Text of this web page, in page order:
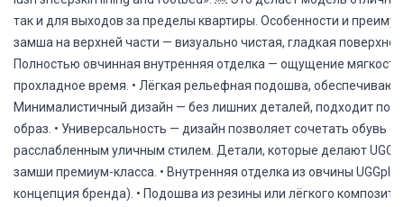
так и для выходов за пределы квартиры. Особенности и
замша на верхней части — визуально чистая, гладкая
Полностью овчинная внутренняя отделка — ощущение
прохладное время. • Лёгкая рельефная подошва,
Минималистичный дизайн — без лишних деталей, подходит
образ. • Универсальность — дизайн позволяет сочетать обувь
расслабленным уличным стилем. Детали, которые делают UGG
замши премиум-класса. • Внутренняя отделка из овчины
концепция бренда). • Подошва из резины или лёгкого